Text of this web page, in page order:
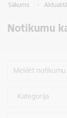
Sākums
Notikumu
Meklēt notikumu
Kategorija